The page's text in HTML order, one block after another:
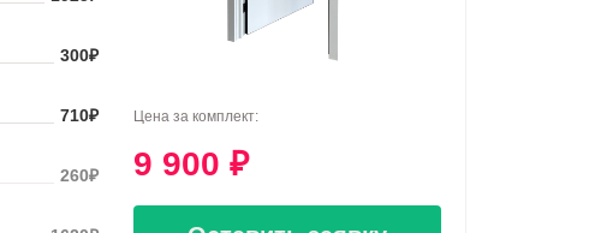
300₽
710₽
260₽
Цена за комплект:
9 900 ₽